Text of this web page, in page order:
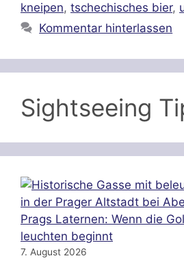
kneipen, tschechisches bier,
Kommentar hinterlassen
Sightseeing
Prags Laternen: Wenn die
leuchten beginnt
7. August 2026